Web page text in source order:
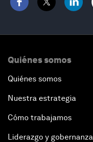
Quiénes somos
Quiénes somos
Nuestra estrategia
Cómo trabajamos
Liderazgo y gobernanza